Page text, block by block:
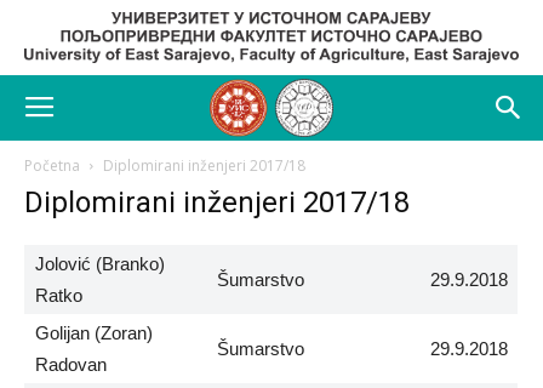
Početna Diplomirani inženjeri 2017/18
Diplomirani inženjeri 2017/18
Jolović (Branko)
Ratko
Šumarstvo 29.9.2018
Golijan (Zoran)
Radovan
Šumarstvo 29.9.2018